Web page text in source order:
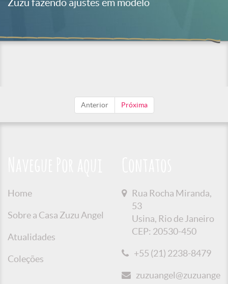
Zuzu fazendo ajustes em modelo
Anterior Próxima
Home
Sobre a Casa Zuzu Angel
Atualidades
Coleções
Rua Rocha Miranda,
53
Usina, Rio de Janeiro
CEP: 20530-450
+55 (21) 2238-8479